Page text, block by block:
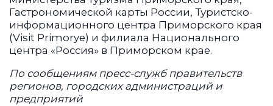
Гастрономической карты России, Туристско-
информационного центра Приморского края
(Visit Primorye) и филиала Национального
центра «Россия» в Приморском крае.
По сообщениям пресс-служб правительств
регионов, городских администраций и
предприятий